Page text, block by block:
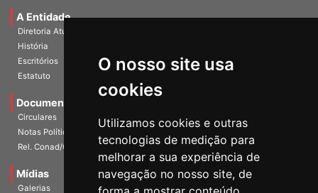
O nosso site usa
cookies
Utilizamos cookies e outras
tecnologias de medição para
melhorar a sua experiência de
navegação no nosso site, de
A Entidade
Diretoria Atual
História
Escritórios
Estatuto
Documentos
Circulares
Notas Políticas
Rel. Conad/Congresso
Mídias
Galerias